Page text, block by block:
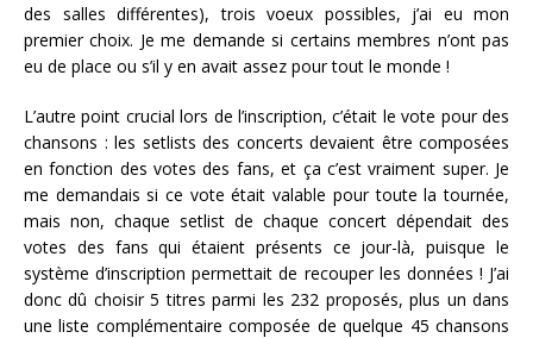
des salles différentes), trois voeux possibles, j’ai eu mon
premier choix. Je me demande si certains membres n’ont pas
eu de place ou s’il y en avait assez pour tout le monde !
L’autre point crucial lors de l’inscription, c’était le vote pour des
chansons : les setlists des concerts devaient être composées
en fonction des votes des fans, et ça c’est vraiment super. Je
me demandais si ce vote était valable pour toute la tournée,
mais non, chaque setlist de chaque concert dépendait des
votes des fans qui étaient présents ce jour-là, puisque le
système d’inscription permettait de recouper les données ! J’ai
donc dû choisir 5 titres parmi les 232 proposés, plus un dans
une liste complémentaire composée de quelque 45 chansons